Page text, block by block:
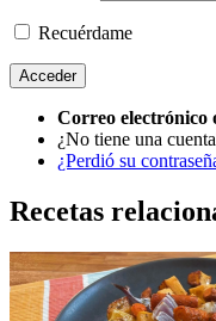
Recuérdame
Correo electrónico
¿No tiene una
¿Perdió su
Recetas